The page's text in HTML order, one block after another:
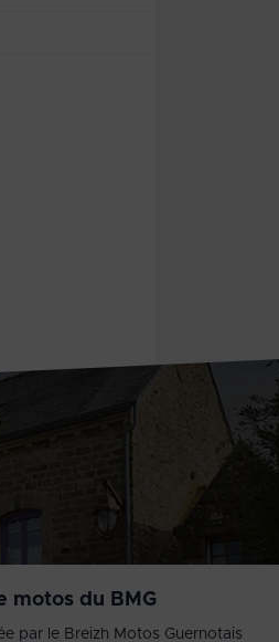
motos du BMG
par le Breizh Motos Guernotais